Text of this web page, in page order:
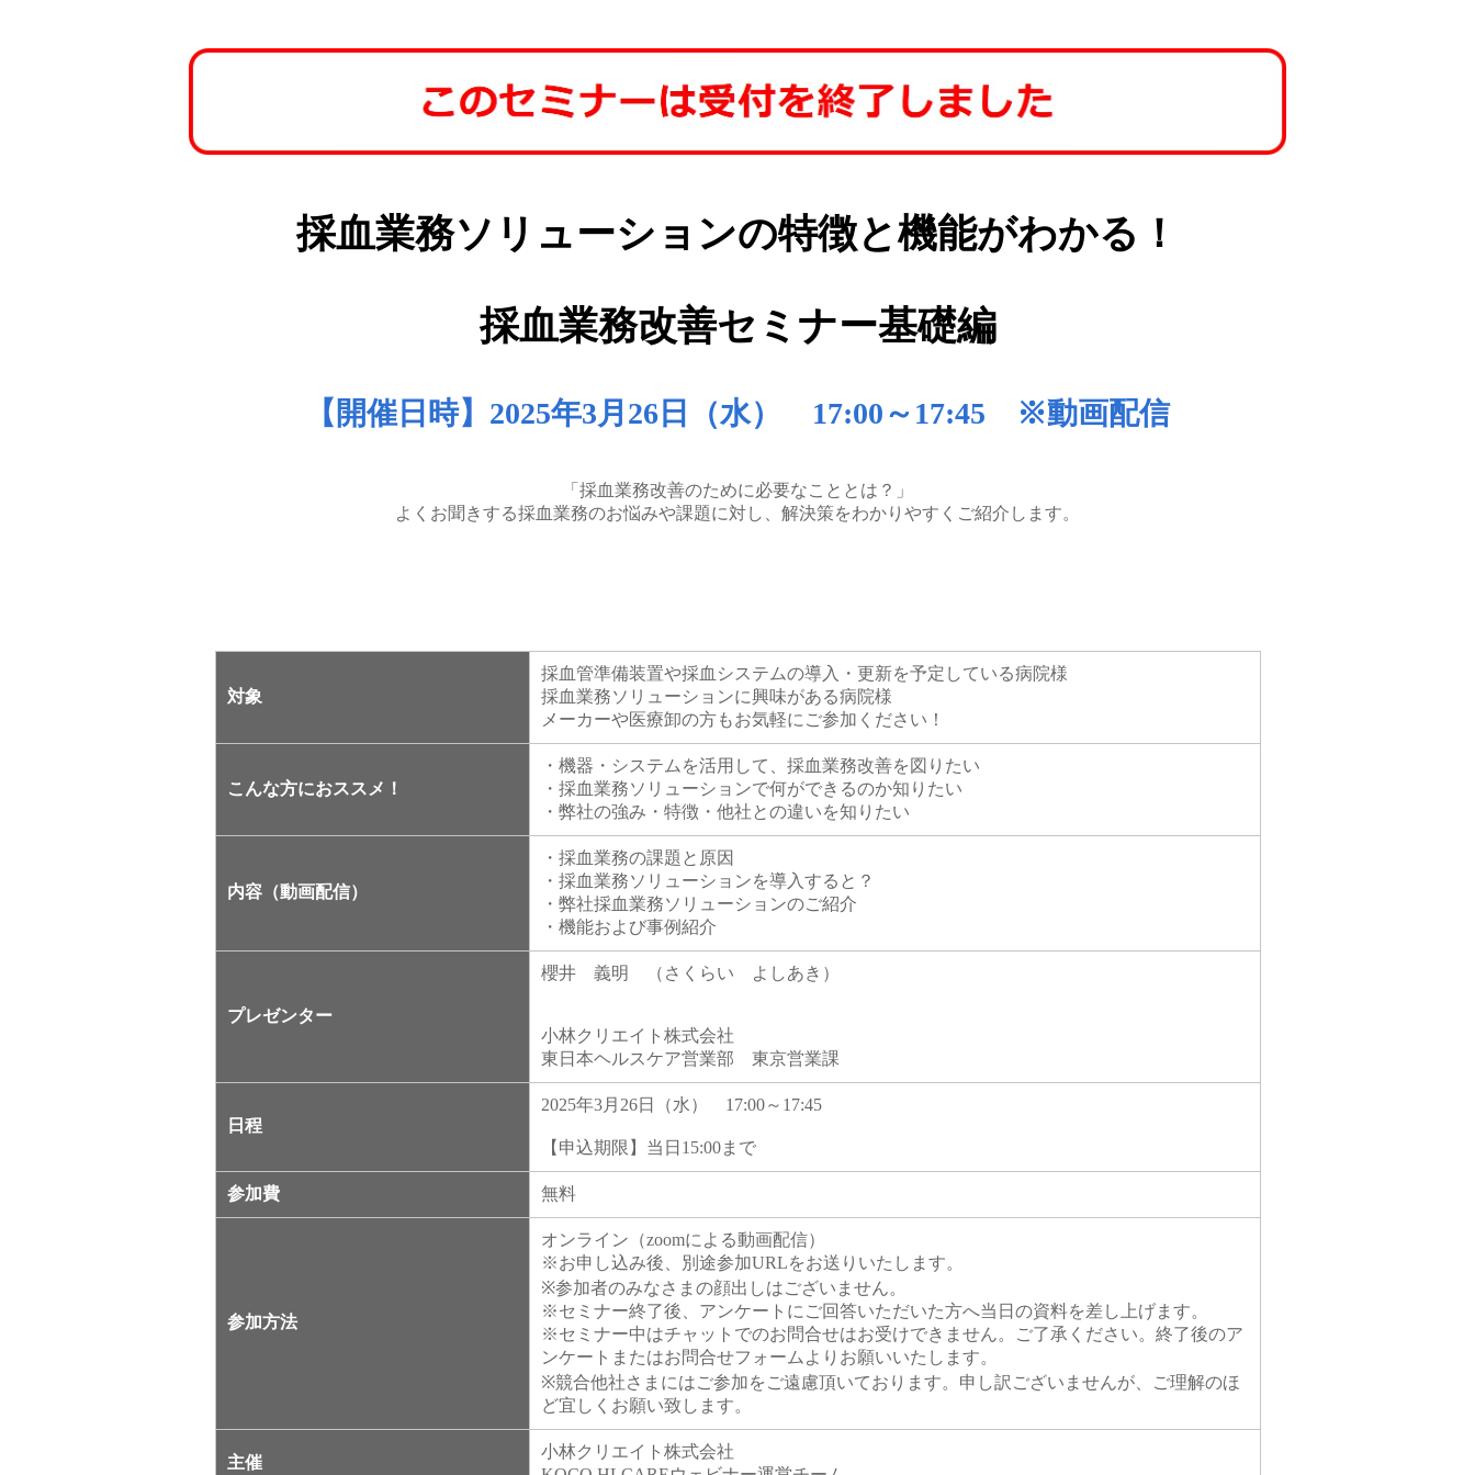
採血業務ソリューションの特徴と機能がわかる！
採血業務改善セミナー基礎編
【開催日時】2025年3月26日（水） 17:00～17:45 ※動画配信
「採血業務改善のために必要なこととは？」
よくお聞きする採血業務のお悩みや課題に対し、解決策をわかりやすくご紹介します。
対象
採血管準備装置や採血システムの導入・更新を予定している病院様
採血業務ソリューションに興味がある病院様
メーカーや医療卸の方もお気軽にご参加ください！
こんな方におススメ！
・機器・システムを活用して、採血業務改善を図りたい
・採血業務ソリューションで何ができるのか知りたい
・弊社の強み・特徴・他社との違いを知りたい
内容（動画配信）
・採血業務の課題と原因
・採血業務ソリューションを導入すると？
・弊社採血業務ソリューションのご紹介
・機能および事例紹介
プレゼンター
櫻井 義明 （さくらい よしあき）
小林クリエイト株式会社
東日本ヘルスケア営業部 東京営業課
日程
2025年3月26日（水） 17:00～17:45
【申込期限】当日15:00まで
参加費 無料
参加方法
オンライン（zoomによる動画配信）
※お申し込み後、別途参加URLをお送りいたします。
※参加者のみなさまの顔出しはございません。
※セミナー終了後、アンケートにご回答いただいた方へ当日の資料を差し上げます。
※セミナー中はチャットでのお問合せはお受けできません。ご了承ください。終了後のア
ンケートまたはお問合せフォームよりお願いいたします。
※競合他社さまにはご参加をご遠慮頂いております。申し訳ございませんが、ご理解のほ
ど宜しくお願い致します。
主催
小林クリエイト株式会社